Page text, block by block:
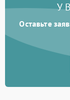
У
Оставьте